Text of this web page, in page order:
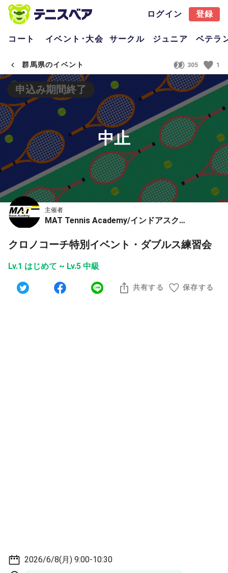
ログイン 登録
コート イベント･大会 サークル ジュニア ベテラ
群馬県のイベント 305 1
中止
申込み期間終了
主催者
MAT Tennis Academy/インドアスクール
クロノコーチ特別イベント・ダブルス練習会
Lv.1 はじめて ~ Lv.5 中級
共有する 保存する
2026/6/8(月) 9:00-10:30